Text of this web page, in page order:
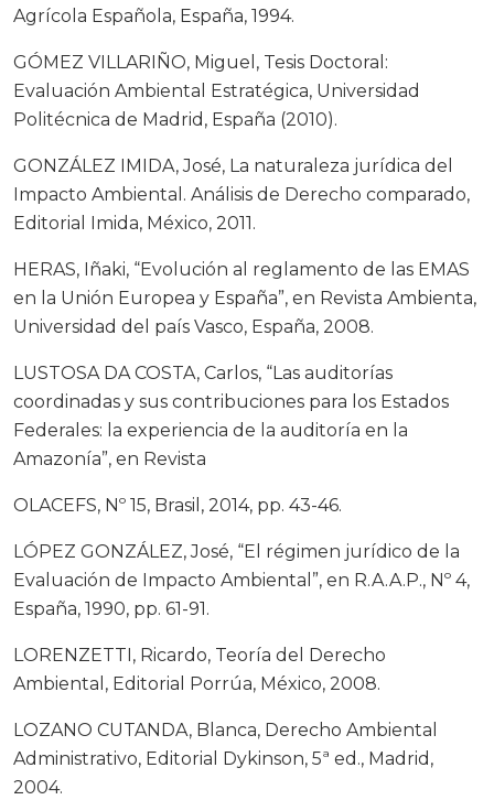
Agrícola Española, España, 1994.
GÓMEZ VILLARIÑO, Miguel, Tesis Doctoral:
Evaluación Ambiental Estratégica, Universidad
Politécnica de Madrid, España (2010).
GONZÁLEZ IMIDA, José, La naturaleza jurídica del
Impacto Ambiental. Análisis de Derecho comparado,
Editorial Imida, México, 2011.
HERAS, Iñaki, “Evolución al reglamento de las EMAS
en la Unión Europea y España”, en Revista Ambienta,
Universidad del país Vasco, España, 2008.
LUSTOSA DA COSTA, Carlos, “Las auditorías
coordinadas y sus contribuciones para los Estados
Federales: la experiencia de la auditoría en la
Amazonía”, en Revista
OLACEFS, Nº 15, Brasil, 2014, pp. 43-46.
LÓPEZ GONZÁLEZ, José, “El régimen jurídico de la
Evaluación de Impacto Ambiental”, en R.A.A.P., Nº 4,
España, 1990, pp. 61-91.
LORENZETTI, Ricardo, Teoría del Derecho
Ambiental, Editorial Porrúa, México, 2008.
LOZANO CUTANDA, Blanca, Derecho Ambiental
Administrativo, Editorial Dykinson, 5ª ed., Madrid,
2004.